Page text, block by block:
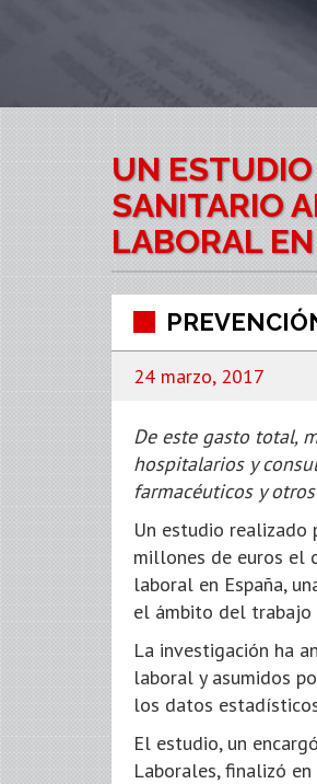
UN
SANITARIO
LABORAL
24 marzo, 2017
De este gasto total,
hospitalarios y
farmacéuticos y
Un estudio realizado
millones de euros el
laboral en España,
el ámbito del trabajo
La investigación ha
laboral y asumidos
los datos
El estudio, un
Laborales, finalizó